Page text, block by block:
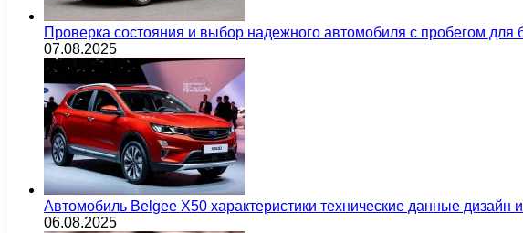
Проверка состояния и выбор надежного автомобиля с пробегом для
07.08.2025
Автомобиль Belgee X50 характеристики технические данные
06.08.2025